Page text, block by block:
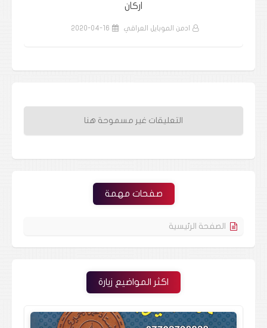
الاسدي
ادمن الموبايل العراقي 2020-04-16
التعليقات غير مسموحة هنا
صفحات مهمة
الصفحة الرئيسية
اكثر المواضيع زيارة